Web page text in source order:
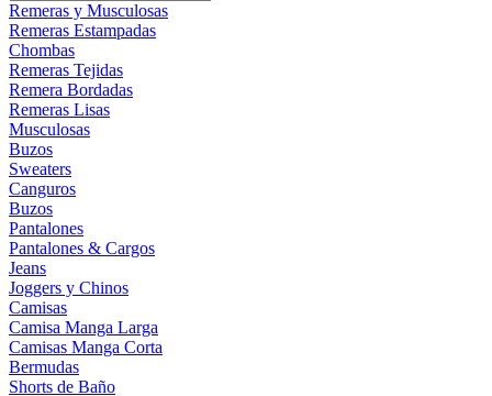
Remeras y Musculosas
Remeras Estampadas
Chombas
Remeras Tejidas
Remera Bordadas
Remeras Lisas
Musculosas
Buzos
Sweaters
Canguros
Buzos
Pantalones
Pantalones & Cargos
Jeans
Joggers y Chinos
Camisas
Camisa Manga Larga
Camisas Manga Corta
Bermudas
Shorts de Baño